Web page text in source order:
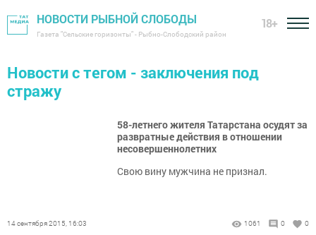
НОВОСТИ РЫБНОЙ СЛОБОДЫ
Газета "Сельские горизонты" - Рыбно-Слободский район
18+
Новости с тегом - заключения под
стражу
58-летнего жителя Татарстана осудят за
развратные действия в отношении
несовершеннолетних
Свою вину мужчина не признал.
14 сентября 2015, 16:03 1061 0 0